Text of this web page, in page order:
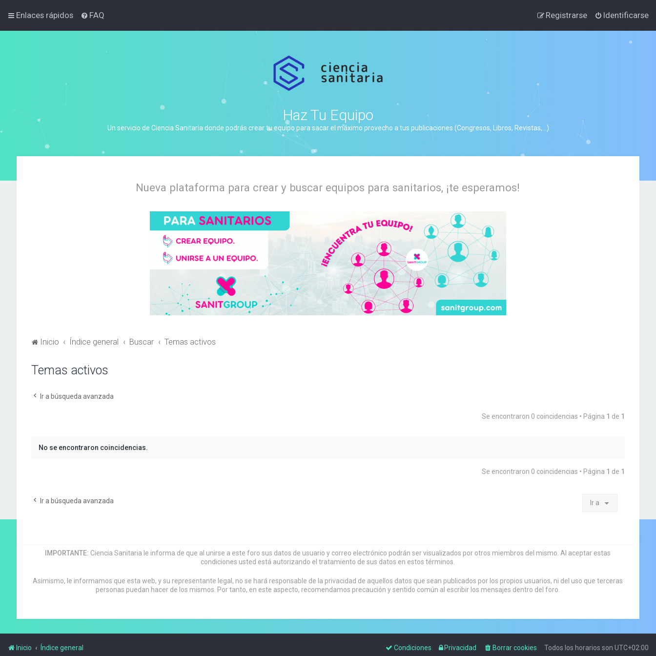
Enlaces rápidos FAQ Identificarse
Registrarse
Haz Tu Equipo
Un servicio de Ciencia Sanitaria donde podrás crear tu equipo para sacar el máximo provecho a tus publicaciones (Congresos, Libros, Revistas,...)
Nueva plataforma para crear y buscar equipos para sanitarios, ¡te esperamos!
Inicio Índice general Buscar Temas activos
Temas activos
Ir a búsqueda avanzada
Se encontraron 0 coincidencias • Página 1 de 1
No se encontraron coincidencias.
Se encontraron 0 coincidencias • Página 1 de 1
Ir a búsqueda avanzada Ir a
IMPORTANTE: Ciencia Sanitaria le informa de que al unirse a este foro sus datos de usuario y correo electrónico podrán ser visualizados por otros miembros del mismo. Al aceptar estas
condiciones usted está autorizando el tratamiento de sus datos en estos términos.
Asimismo, le informamos que esta web, y su representante legal, no se hará responsable de la privacidad de aquellos datos que sean publicados por los propios usuarios, ni del uso que terceras
personas puedan hacer de los mismos. Por tanto, en este aspecto, recomendamos precaución y sentido común al escribir los mensajes dentro del foro.
Inicio Índice general Todos los horarios son UTC+02:00
Borrar cookies
Privacidad
Condiciones